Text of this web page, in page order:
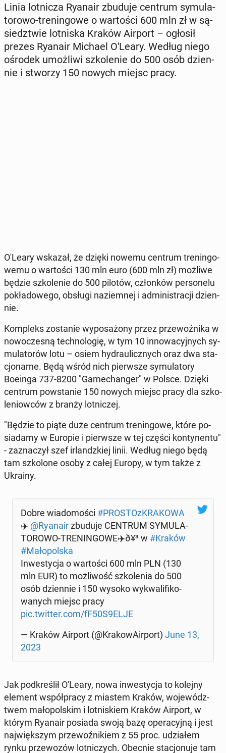
Linia lot­ni­cza Ryanair zbuduje centrum sy­mu­la­
to­ro­wo-tre­nin­go­we o war­to­ści 600 mln zł w są­
siedz­twie lot­ni­ska Kraków Airport – ogłosił
prezes Ryanair Michael O'Leary. Według niego
ośrodek umoż­li­wi szko­le­nie do 500 osób dzien­
nie i stworzy 150 nowych miejsc pracy.
O'Leary wskazał, że dzięki nowemu centrum tre­nin­go­
we­mu o war­to­ści 130 mln euro (600 mln zł) możliwe
będzie szko­le­nie do 500 pilotów, człon­ków per­so­ne­lu
po­kła­do­we­go, obsługi na­ziem­nej i ad­mi­ni­stra­cji dzien­
nie.
Kom­pleks zo­sta­nie wy­po­sa­żo­ny przez prze­woź­ni­ka w
no­wo­cze­sną tech­no­lo­gię, w tym 10 in­no­wa­cyj­nych sy­
mu­la­to­rów lotu – osiem hy­drau­licz­nych oraz dwa sta­
cjo­nar­ne. Będą wśród nich pierw­sze sy­mu­la­to­ry
Boeinga 737-8200 "Ga­me­chan­ger" w Polsce. Dzięki
centrum po­wsta­nie 150 nowych miejsc pracy dla szko­
le­niow­ców z branży lot­ni­czej.
"Będzie to piąte duże centrum tre­nin­go­we, które po­
sia­da­my w Europie i pierw­sze w tej części kon­ty­nen­tu"
- za­zna­czył szef ir­landz­kiej linii. Według niego będą
tam szko­lo­ne osoby z całej Europy, w tym także z
Ukrainy.
Dobre wia­do­mo­ści #PRO­STOz­KRA­KO­WA
✈️ @Ryanairzbuduje CENTRUM SY­MU­LA­
TO­RO­WO-TRE­NIN­GO­WE­✈️ð¥³ w #Kraków
#Ma­ło­pol­ska
In­we­sty­cja o war­to­ści 600 mln PLN (130
mln EUR) to moż­li­wość szko­le­nia do 500
osób dzien­nie i 150 wysoko wy­kwa­li­fi­ko­
wa­nych miejsc pracy
pic.twitter.com/fF50S9ELJE
— Kraków Airport (@Kra­ko­wA­ir­port) June 13,
2023
Jak pod­kre­ślił O'Leary, nowa in­we­sty­cja to kolejny
element współ­pra­cy z miastem Kraków, wo­je­wódz­
twem ma­ło­pol­skim i lot­ni­skiem Kraków Airport, w
którym Ryanair posiada swoją bazę ope­ra­cyj­ną i jest
naj­więk­szym prze­woź­ni­kiem z 55 proc. udzia­łem
rynku prze­wo­zów lot­ni­czych. Obecnie sta­cjo­nu­je tam